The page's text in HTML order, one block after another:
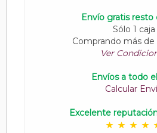
Envío gratis resto
Sólo 1 caja
Comprando más de
Ver
Envíos a todo
Calcular
Excelente